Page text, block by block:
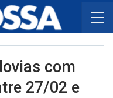
com
27/02 e